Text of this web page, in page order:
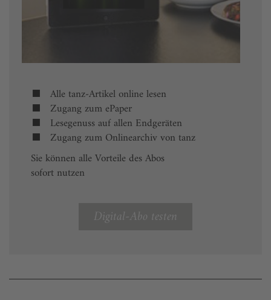
Alle tanz-Artikel online lesen
Zugang zum ePaper
Lesegenuss auf allen Endgeräten
Zugang zum Onlinearchiv von tanz
Sie können alle Vorteile des Abos
sofort nutzen
Digital-Abo testen